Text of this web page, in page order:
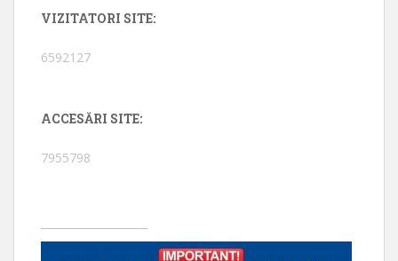
VIZITATORI SITE:
6592127
ACCESĂRI SITE:
7955798